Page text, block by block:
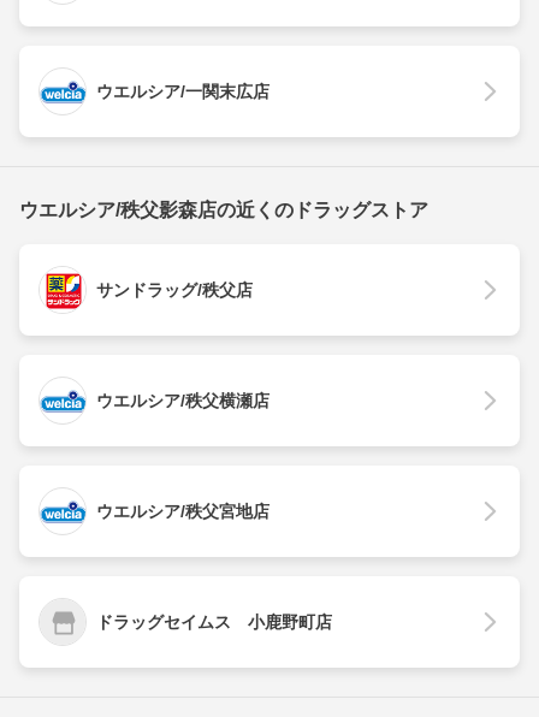
ウエルシア/一関末広店
ウエルシア/秩父影森店の近くのドラッグストア
サンドラッグ/秩父店
ウエルシア/秩父横瀬店
ウエルシア/秩父宮地店
ドラッグセイムス 小鹿野町店